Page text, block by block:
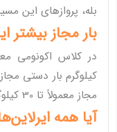
بله، پروازهای این
بار مجاز بیشتر
کیلوگرم بار دستی
مجاز معمولاً تا 30 کیلوگرم افزایش می‌یابد.
آیا همه